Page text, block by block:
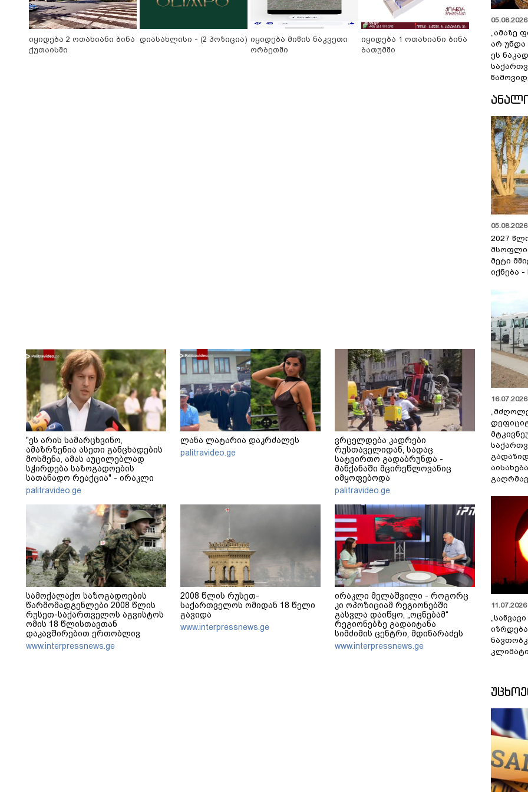
იყიდება 2 ოთახიანი ბინა
ქუთაისში
დიასახლისი - (2 პოზიცია) იყიდება მიწის ნაკვეთი
ორბეთში
იყიდება 1 ოთახიანი ბინა
ბათუმში
"ეს არის სამარცხვინო,
ამაზრზენია ასეთი განცხადების
მოსმენა, ამას აუცილებლად
სჭირდება საზოგადოების
სათანადო რეაქცია" - ირაკლი
კობახიძე
palitravideo.ge
ლანა ლატარია დაკრძალეს
palitravideo.ge
ვრცელდება კადრები
რუსთაველიდან, სადაც
სატვირთო გადაბრუნდა -
მანქანაში მცირეწლოვანიც
იმყოფებოდა
palitravideo.ge
სამოქალაქო საზოგადოების
წარმომადგენლები 2008 წლის
რუსეთ-საქართველოს აგვისტოს
ომის 18 წლისთავთან
დაკავშირებით ერთობლივ
განცხადებას ავრცელებენ
www.interpressnews.ge
2008 წლის რუსეთ-
საქართველოს ომიდან 18 წელი
გავიდა
www.interpressnews.ge
ირაკლი მელაშვილი - როგორც
კი ოპოზიციამ რეგიონებში
გასვლა დაიწყო, „ოცნებამ“
რეგიონებზე გადაიტანა
სიმძიმის ცენტრი, მდინარაძეს
პოლიტიკური ფუნქცია ექნება:
არჩევნებისთვის მოამზადოს
www.interpressnews.ge
„ამაზე
არ უნდა
ეს
2027
მეტი
იქნება -
იზრდება